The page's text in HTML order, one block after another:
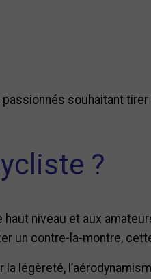
souhaitant tirer
?
niveau et aux
un contre-la-montre,
la légèreté,